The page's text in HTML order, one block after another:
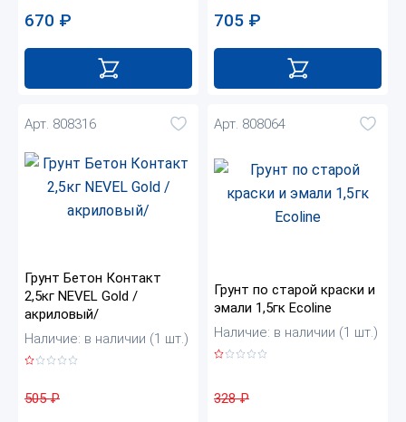
670 ₽ 705 ₽
Арт. 808316
Грунт Бетон Контакт
2,5кг NEVEL Gold /
акриловый/
Наличие: в наличии (1 шт.)
505₽
Арт. 808064
Грунт по старой краски и
эмали 1,5гк Ecoline
Наличие: в наличии (1 шт.)
328₽